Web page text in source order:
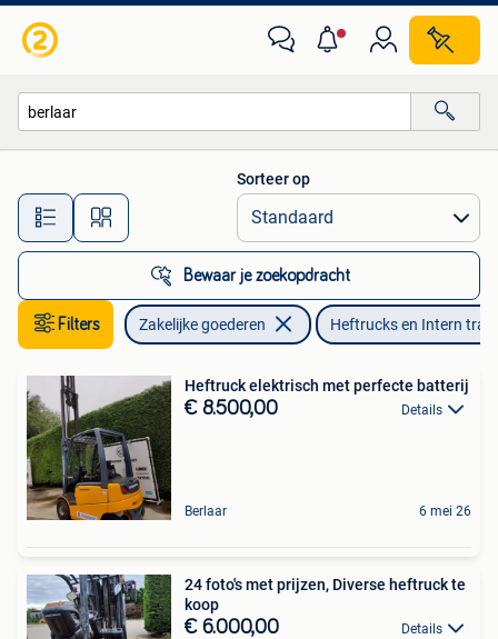
Alle afstanden…
Sorteer op
Bewaar je zoekopdracht
Filters Zakelijke goederen Heftrucks en Intern
Heftruck elektrisch met perfecte batterij
€ 8.500,00 Details
Berlaar 6 mei 26
24 foto's met prijzen, Diverse heftruck te
koop
€ 6.000,00 Details